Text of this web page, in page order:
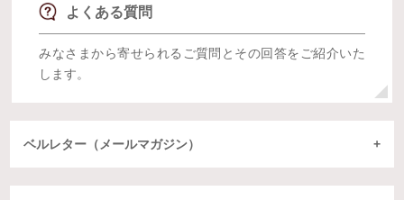
よくある質問
みなさまから寄せられるご質問とその回答をご紹介いた
します。
ベルレター（メールマガジン）